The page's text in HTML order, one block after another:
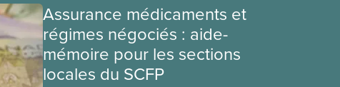
Assurance médicaments et
régimes négociés : aide-
mémoire pour les sections
locales du SCFP